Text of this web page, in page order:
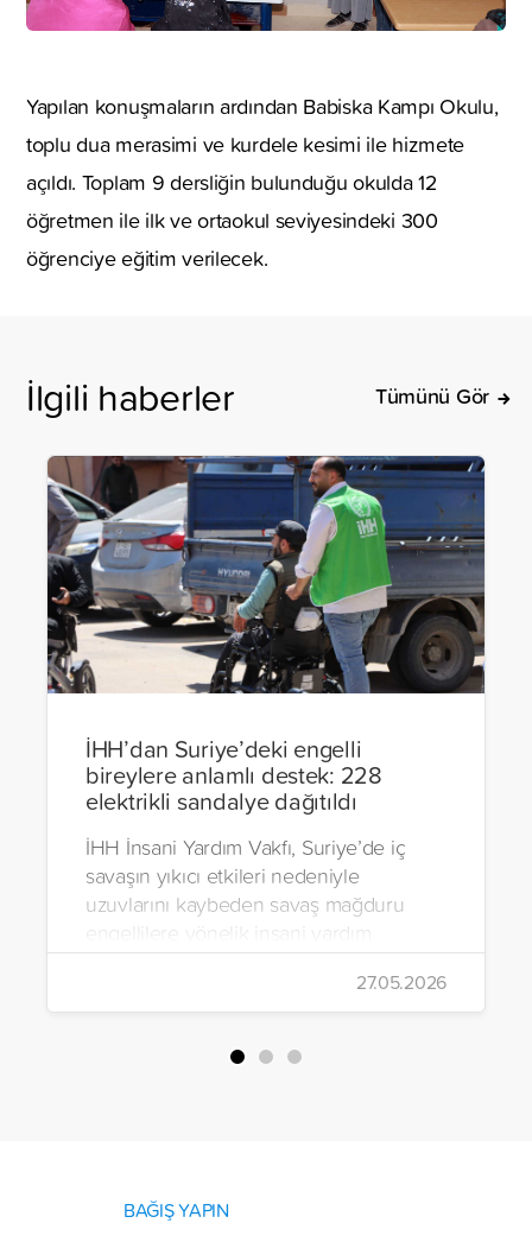
Yapılan konuşmaların ardından Babiska Kampı Okulu,
toplu dua merasimi ve kurdele kesimi ile hizmete
açıldı. Toplam 9 dersliğin bulunduğu okulda 12
öğretmen ile ilk ve ortaokul seviyesindeki 300
öğrenciye eğitim verilecek.
İlgili haberler Tümünü Gör
İHH’dan Suriye’deki engelli
bireylere anlamlı destek: 228
elektrikli sandalye dağıtıldı
İHH İnsani Yardım Vakfı, Suriye’de iç
savaşın yıkıcı etkileri nedeniyle
uzuvlarını kaybeden savaş mağduru
engellilere yönelik insani yardım
çalışmalarını aralıksız sürdürüyor. Vakıf,
yürütülen son projeyle Suriye’nin Şam,
Halep, Hama, Humus ve İdlib
bölgelerinde zor şartlarda yaşayan
27.05.2026
BAĞIŞ YAPIN